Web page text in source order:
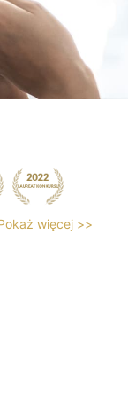
więcej >>